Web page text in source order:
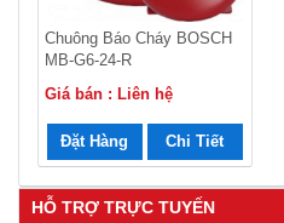
Chuông Báo Cháy BOSCH
MB-G6-24-R
Giá bán : Liên hệ
Đặt Hàng Chi Tiết
HỖ TRỢ TRỰC TUYẾN